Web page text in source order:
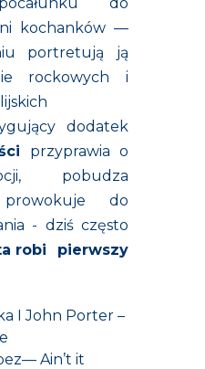
kochanków —
portretują ją
rockowych i
dodatek
przyprawia o
pobudza
do
- dziś często
robi pierwszy
I John Porter –
Ain’t it